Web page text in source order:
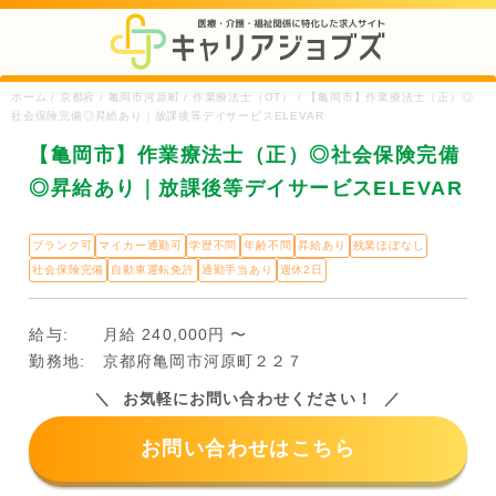
ホーム / 京都府 / 亀岡市河原町 / 作業療法士（OT） / 【亀岡市】作業療法士（正）◎
社会保険完備◎昇給あり｜放課後等デイサービスELEVAR
【亀岡市】作業療法士（正）◎社会保険完備
◎昇給あり｜放課後等デイサービスELEVAR
ブランク可 マイカー通勤可 学歴不問 年齢不問 昇給あり
残業ほぼなし
社会保険完備
自動車運転免許 通勤手当あり 週休2日
給与:
月給 240,000円 〜
勤務地:
京都府亀岡市河原町２２７
お気軽にお問い合わせください！
お問い合わせはこちら